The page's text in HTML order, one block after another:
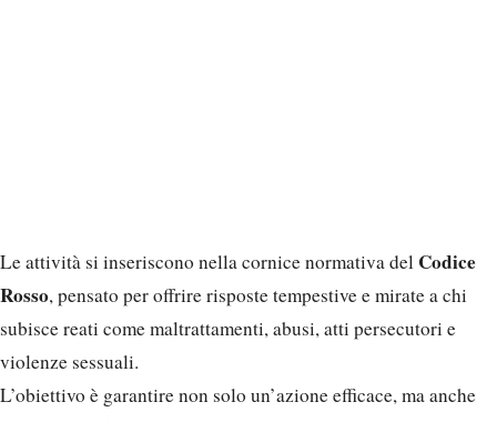
Le attività si inseriscono nella cornice normativa del Codice
Rosso, pensato per offrire risposte tempestive e mirate a chi
subisce reati come maltrattamenti, abusi, atti persecutori e
violenze sessuali.
L’obiettivo è garantire non solo un’azione efficace, ma anche